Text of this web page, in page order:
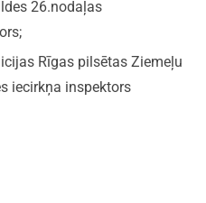
26.nodaļas
Rīgas pilsētas Ziemeļu
iecirkņa inspektors